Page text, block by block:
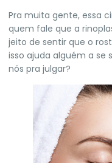
Pra muita gente, essa
quem fale que a
jeito de sentir que o
isso ajuda alguém a se
nós pra julgar?